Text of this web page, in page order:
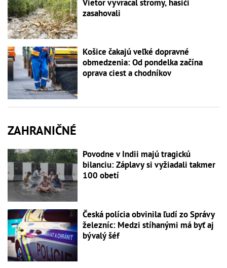
Vietor vyvracal stromy, hasiči
zasahovali
Košice čakajú veľké dopravné
obmedzenia: Od pondelka začína
oprava ciest a chodníkov
ZAHRANIČNÉ
Povodne v Indii majú tragickú
bilanciu: Záplavy si vyžiadali takmer
100 obetí
Česká polícia obvinila ľudí zo Správy
železníc: Medzi stíhanými má byť aj
bývalý šéf